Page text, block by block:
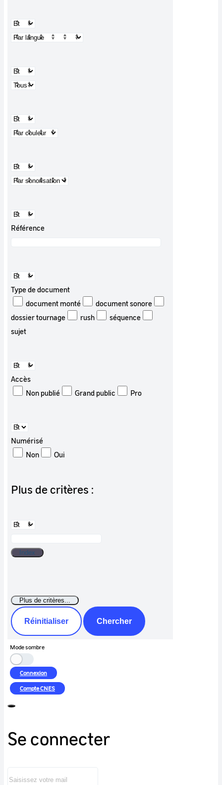
Référence
Type de document
document monté
document sonore
dossier tournage
rush
séquence
sujet
Accès
Non publié
Grand public Pro
Numérisé
Non
Oui
Plus de critères :
Réinitialiser Chercher
Mode sombre
Connexion
CompteCNES
Se connecter